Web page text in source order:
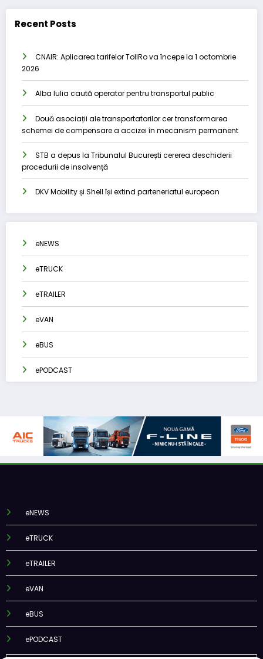
Recent Posts
CNAIR: Aplicarea tarifelor TollRo va începe la 1 octombrie
2026
Alba Iulia caută operator pentru transportul public
Două asociații ale transportatorilor cer transformarea
schemei de compensare a accizei în mecanism permanent
STB a depus la Tribunalul București cererea deschiderii
procedurii de insolvență
DKV Mobility și Shell își extind parteneriatul european
eNEWS
eTRUCK
eTRAILER
eVAN
eBUS
ePODCAST
eNEWS
eTRUCK
eTRAILER
eVAN
eBUS
ePODCAST